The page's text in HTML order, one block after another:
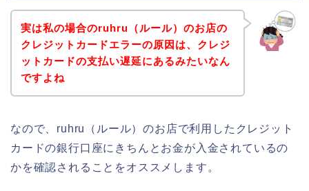
実は私の場合のruhru（ルール）のお店の
クレジットカードエラーの原因は、クレジ
ットカードの支払い遅延にあるみたいなん
ですよね
なので、ruhru（ルール）のお店で利用したクレジット
カードの銀行口座にきちんとお金が入金されているの
かを確認されることをオススメします。